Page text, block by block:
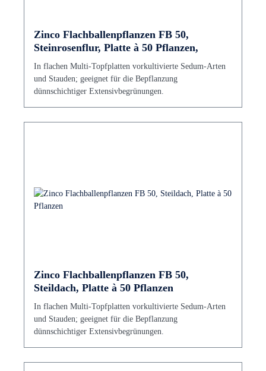
Zinco Flachballenpflanzen FB 50,
Steinrosenflur, Platte à 50 Pflanzen,
In flachen Multi-Topfplatten vorkultivierte Sedum-Arten
und Stauden; geeignet für die Bepflanzung
dünnschichtiger Extensivbegrünungen.
Zinco Flachballenpflanzen FB 50,
Steildach, Platte à 50 Pflanzen
In flachen Multi-Topfplatten vorkultivierte Sedum-Arten
und Stauden; geeignet für die Bepflanzung
dünnschichtiger Extensivbegrünungen.